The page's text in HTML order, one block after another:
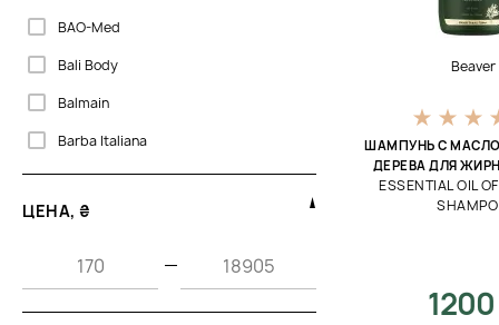
BAO-Med
Bali Body
Balmain
Barba Italiana
Beaute Mediterranea
Biogena
Bjorn Axen
Bosley MD
ЦЕНА, ₴
—
Beaver
ШАМПУНЬ С
ДЕРЕВА ДЛЯ
ESSENTIAL OIL